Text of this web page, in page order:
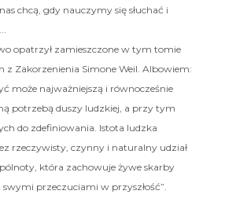
chcą, gdy nauczymy się słuchać i
opatrzył zamieszczone w tym tomie
Zakorzenienia Simone Weil. Albowiem:
może najważniejszą i równocześnie
potrzebą duszy ludzkiej, a przy tym
do zdefiniowania. Istota ludzka
rzeczywisty, czynny i naturalny udział
która zachowuje żywe skarby
swymi przeczuciami w przyszłość”.